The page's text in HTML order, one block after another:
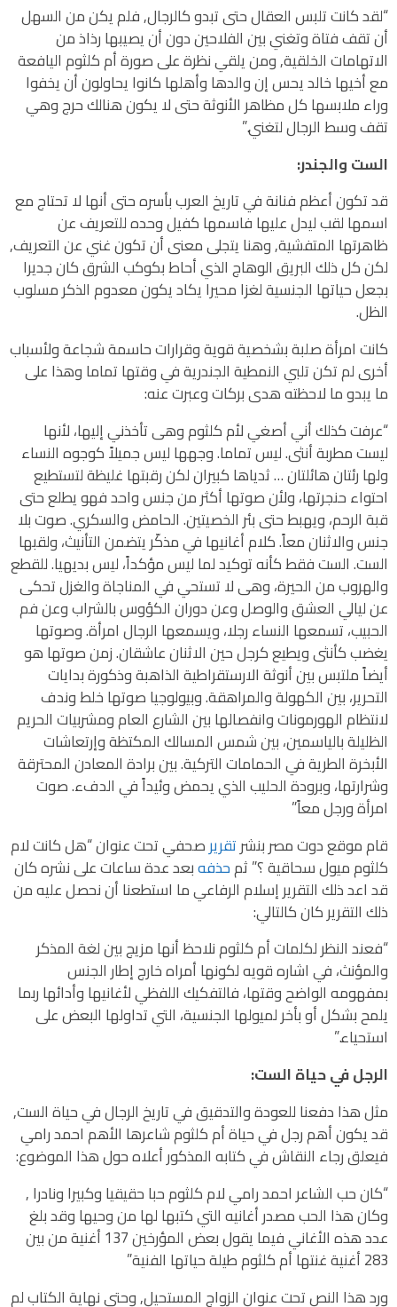
“لقد كانت تلبس العقال حتى تبدو كالرجال, فلم يكن من السهل
أن تقف فتاة وتغني بين الفلاحين دون أن يصيبها رذاذ من
الاتهامات الخلقية, ومن يلقي نظرة على صورة أم كلثوم اليافعة
مع أخيها خالد يحس إن والدها وأهلها كانوا يحاولون أن يخفوا
وراء ملابسها كل مظاهر الأنوثة حتى لا يكون هنالك حرج وهي
تقف وسط الرجال لتغني.”
الست والجندر:
قد تكون أعظم فنانة في تاريخ العرب بأسره حتى أنها لا تحتاج مع
اسمها لقب ليدل عليها فاسمها كفيل وحده للتعريف عن
ظاهرتها المتفشية, وهنا يتجلى معنى أن تكون غني عن التعريف,
لكن كل ذلك البريق الوهاج الذي أحاط بكوكب الشرق كان جديرا
بجعل حياتها الجنسية لغزا محيرا يكاد يكون معدوم الذكر مسلوب
الظل.
كانت امرأة صلبة بشخصية قوية وقرارات حاسمة شجاعة ولأسباب
أخرى لم تكن تلبي النمطية الجندرية في وقتها تماما وهذا على
ما يبدو ما لاحظته هدى بركات وعبرت عنه:
“عرفت كذلك أني أصغي لأم كلثوم وهى تأخذني إليها، لأنها
ليست مطربة أنثى. ليس تماما. وجهها ليس جميلاً كوجوه النساء
ولها رئتان هائلتان … ثدياها كبيران لكن رقبتها غليظة لتستطيع
احتواء حنجرتها، ولأن صوتها أكثر من جنس واحد فهو يطلع حتى
قبة الرحم، ويهبط حتى بئر الخصيتين. الحامض والسكري. صوت بلا
جنس والاثنان معاً. كلام أغانيها في مذكّر يتضمن التأنيث، ولقبها
الست. الست فقط كأنه توكيد لما ليس مؤكداً، ليس بديهيا. للقطع
والهروب من الحيرة، وهى لا تستحي في المناجاة والغزل تحكى
عن ليالي العشق والوصل وعن دوران الكؤوس بالشراب وعن فم
الحبيب، تسمعها النساء رجلا، ويسمعها الرجال امرأة. وصوتها
يغضب كأنثى ويطيع كرجل حين الاثنان عاشقان. زمن صوتها هو
أيضاً ملتبس بين أنوثة الارستقراطية الذاهبة وذكورة بدايات
التحرير، بين الكهولة والمراهقة. وبيولوجيا صوتها خلط وندف
لانتظام الهورمونات وانفصالها بين الشارع العام ومشربيات الحريم
الظليلة بالياسمين، بين شمس المسالك المكتظة وإرتعاشات
الأبخرة الطرية في الحمامات التركية. بين برادة المعادن المحترقة
وشرارتها، وبرودة الحليب الذي يحمض وئيداً في الدفء. صوت
امرأة ورجل معاً”
قام موقع دوت مصر بنشرتقريرصحفي تحت عنوان “هل كانت لام
كلثوم ميول سحاقية ؟” ثمحذفهبعد عدة ساعات على نشره كان
قد اعد ذلك التقرير إسلام الرفاعي ما استطعنا أن نحصل عليه من
ذلك التقرير كان كالتالي:
“فعند النظر لكلمات أم كلثوم نلاحظ أنها مزيج بين لغة المذكر
والمؤنث، في اشاره قويه لكونها أمراه خارج إطار الجنس
بمفهومه الواضح وقتها، فالتفكيك اللفظي لأغانيها وأدائها ربما
يلمح بشكل أو بأخر لميولها الجنسية، التي تداولها البعض على
استحياء.”
الرجل في حياة الست:
مثل هذا دفعنا للعودة والتدقيق في تاريخ الرجال في حياة الست,
قد يكون أهم رجل في حياة أم كلثوم شاعرها الأهم احمد رامي
فيعلق رجاء النقاش في كتابه المذكور أعلاه حول هذا الموضوع:
“كان حب الشاعر احمد رامي لام كلثوم حبا حقيقيا وكبيرا ونادرا ,
وكان هذا الحب مصدر أغانيه التي كتبها لها من وحيها وقد بلغ
عدد هذه الأغاني فيما يقول بعض المؤرخين 137 أغنية من بين
283 أغنية غنتها أم كلثوم طيلة حياتها الفنية”
ورد هذا النص تحت عنوان الزواج المستحيل, وحتى نهاية الكتاب لم